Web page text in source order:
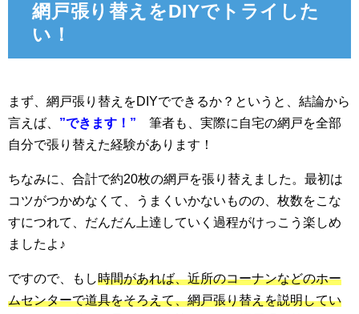
網戸張り替えをDIYでトライした
い！
まず、網戸張り替えをDIYでできるか？というと、結論から
言えば、 ”できます！” 筆者も、実際に自宅の網戸を全部
自分で張り替えた経験があります！
ちなみに、合計で約20枚の網戸を張り替えました。最初は
コツがつかめなくて、うまくいかないものの、枚数をこな
すにつれて、だんだん上達していく過程がけっこう楽しめ
ましたよ♪
ですので、もし時間があれば、近所のコーナンなどのホー
ムセンターで道具をそろえて、網戸張り替えを説明してい